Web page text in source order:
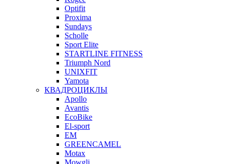
Optifit
Proxima
Sundays
Scholle
Sport Elite
STARTLINE FITNESS
Triumph Nord
UNIXFIT
Yamota
КВАДРОЦИКЛЫ
Apollo
Avantis
EcoBike
El-sport
EM
GREENCAMEL
Motax
Mowgli